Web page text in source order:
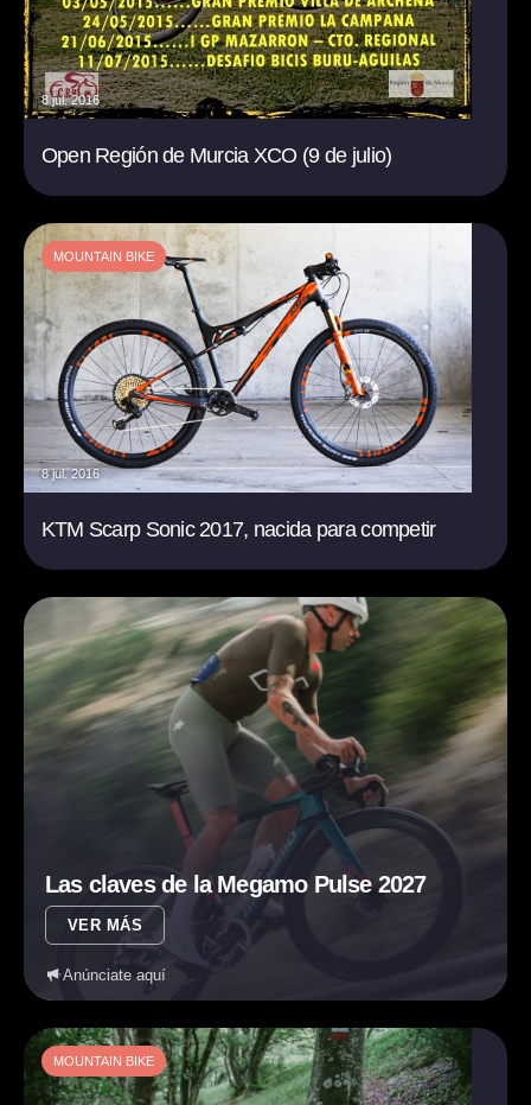
8 jul. 2016
Open Región de Murcia XCO (9 de julio)
MOUNTAIN BIKE
8 jul. 2016
KTM Scarp Sonic 2017, nacida para competir
Las claves de la Megamo Pulse 2027
VER MÁS
Anúnciate aquí
MOUNTAIN BIKE